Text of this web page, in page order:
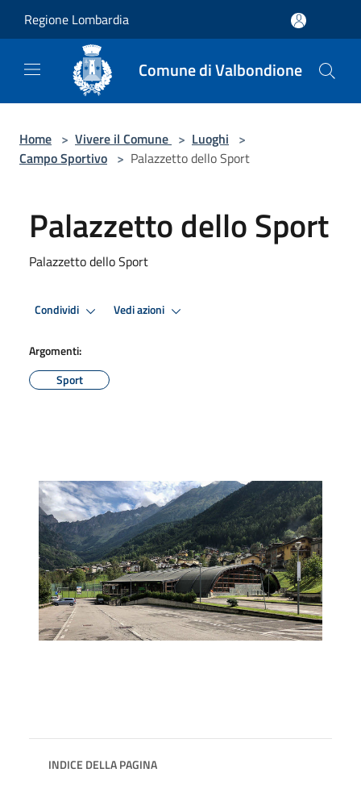
Regione Lombardia
Comune di Valbondione
Home > Vivere il Comune > Luoghi >
Campo Sportivo > Palazzetto dello Sport
Palazzetto dello Sport
Palazzetto dello Sport
Condividi Vedi azioni
Argomenti:
Sport
INDICE DELLA PAGINA